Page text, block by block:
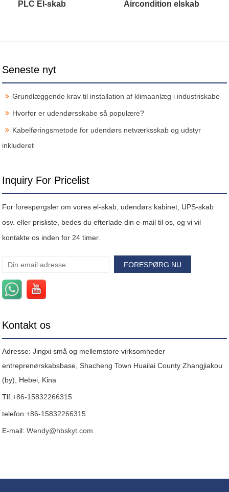
PLC El-skab Aircondition elskab
Seneste nyt
Grundlæggende krav til installation af klimaanlæg i industriskabe
Hvorfor er udendørsskabe så populære?
Kabelføringsmetode for udendørs netværksskab og udstyr
inkluderet
Inquiry For Pricelist
For forespørgsler om vores el-skab, udendørs kabinet, UPS-skab
osv. eller prisliste, bedes du efterlade din e-mail til os, og vi vil
kontakte os inden for 24 timer.
Kontakt os
Adresse: Jingxi små og mellemstore virksomheder
entreprenørskabsbase, Shacheng Town Huailai County Zhangjiakou
(by), Hebei, Kina
Tlf:+86-15832266315
telefon:+86-15832266315
E-mail:Wendy@hbskyt.com